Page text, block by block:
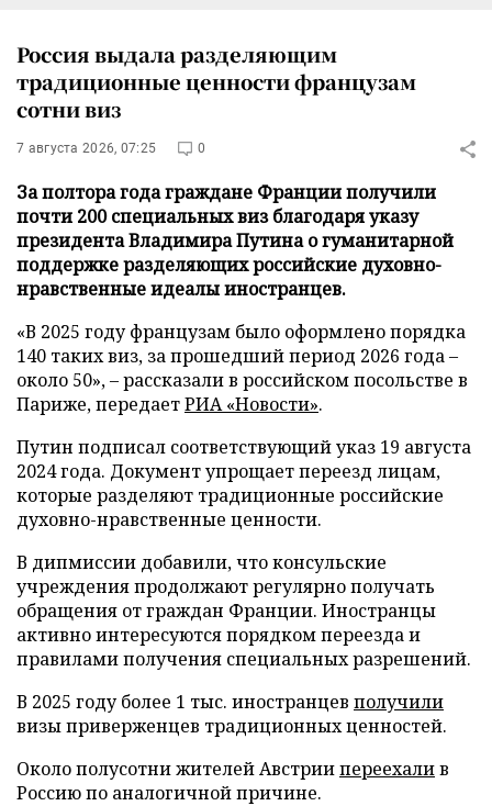
Россия выдала разделяющим
традиционные ценности французам
сотни виз
7 августа 2026, 07:25 0
За полтора года граждане Франции получили
почти 200 специальных виз благодаря указу
президента Владимира Путина о гуманитарной
поддержке разделяющих российские духовно-
нравственные идеалы иностранцев.
«В 2025 году французам было оформлено порядка
140 таких виз, за прошедший период 2026 года –
около 50», – рассказали в российском посольстве в
Париже, передаетРИА «Новости».
Путин подписал соответствующий указ 19 августа
2024 года. Документ упрощает переезд лицам,
которые разделяют традиционные российские
духовно-нравственные ценности.
В дипмиссии добавили, что консульские
учреждения продолжают регулярно получать
обращения от граждан Франции. Иностранцы
активно интересуются порядком переезда и
правилами получения специальных разрешений.
В 2025 году более 1 тыс. иностранцев получили
визы приверженцев традиционных ценностей.
Около полусотни жителей Австриипереехалив
Россию по аналогичной причине.